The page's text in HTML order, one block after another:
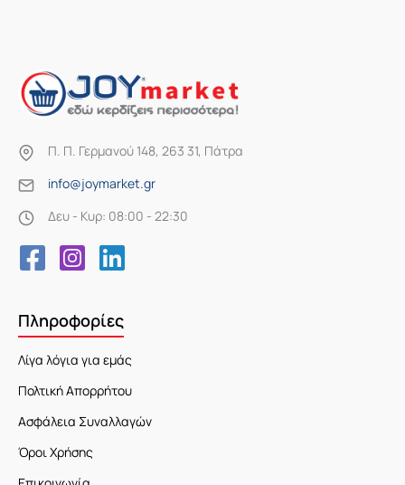
Π. Π. Γερμανού 148, 263 31, Πάτρα
info@joymarket.gr
Δευ - Κυρ: 08:00 - 22:30
Πληροφορίες
Λίγα λόγια για εμάς
Πολτική Απορρήτου
Ασφάλεια Συναλλαγών
Όροι Χρήσης